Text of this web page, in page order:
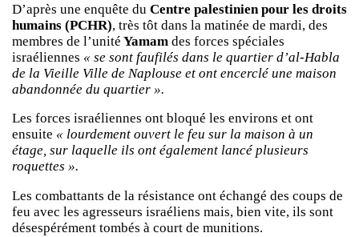
D’après une enquête du Centre palestinien pour les droits
humains (PCHR), très tôt dans la matinée de mardi, des
membres de l’unité Yamam des forces spéciales
israéliennes « se sont faufilés dans le quartier d’al-Habla
de la Vieille Ville de Naplouse et ont encerclé une maison
abandonnée du quartier ».
Les forces israéliennes ont bloqué les environs et ont
ensuite « lourdement ouvert le feu sur la maison à un
étage, sur laquelle ils ont également lancé plusieurs
roquettes ».
Les combattants de la résistance ont échangé des coups de
feu avec les agresseurs israéliens mais, bien vite, ils sont
désespérément tombés à court de munitions.